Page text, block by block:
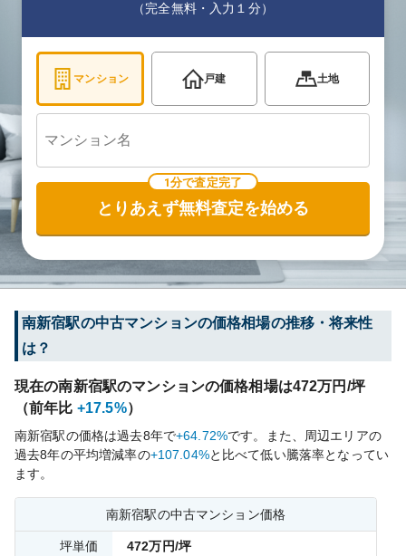
（完全無料・入力１分）
マンション 戸建 土地
1分で査定完了
とりあえず無料査定を始める
南新宿駅の中古マンションの価格相場の推移・将来性
は？
現在の南新宿駅のマンションの価格相場は472万円/坪
（前年比 +17.5%）
南新宿駅の価格は過去8年で+64.72%です。
また、周辺エリアの
過去8年の平均増減率の+107.04%と比べて低い騰落率となってい
ます。
南新宿駅の中古マンション価格
坪単価 472万円/坪